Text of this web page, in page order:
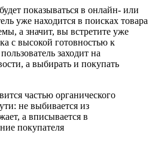
показываться в онлайн- или
уже находится в поисках товара
а значит, вы встретите уже
с высокой готовностью к
заходит на
а выбирать и покупать
частью органического
не выбивается из
а вписывается в
покупателя